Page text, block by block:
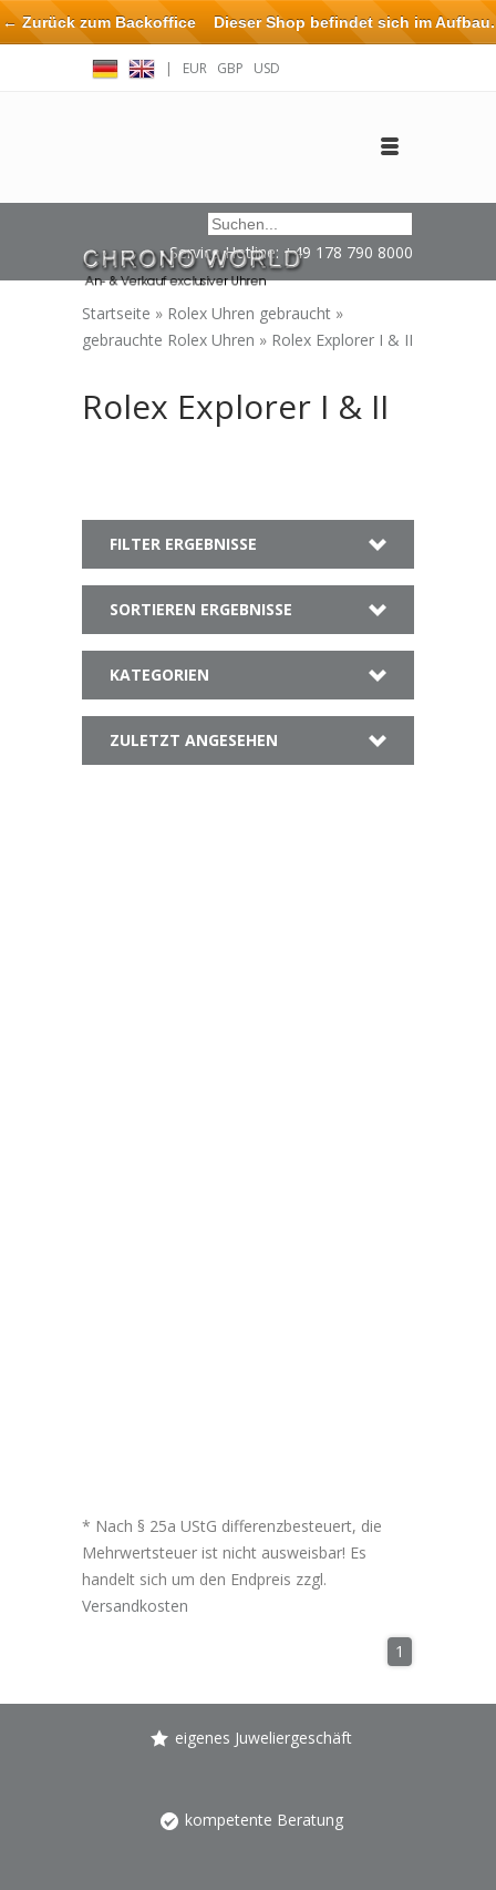
| EUR GBP USD
Service Hotline: +49 178 790 8000
Startseite » Rolex Uhren gebraucht »
gebrauchte Rolex Uhren » Rolex Explorer I & II
Rolex Explorer I & II
FILTER ERGEBNISSE
SORTIEREN ERGEBNISSE
KATEGORIEN
ZULETZT ANGESEHEN
* Nach § 25a UStG differenzbesteuert, die
Mehrwertsteuer ist nicht ausweisbar! Es
handelt sich um den Endpreis zzgl.
Versandkosten
1
eigenes Juweliergeschäft
kompetente Beratung
← Zurück zum BackofficeDieser Shop befindet sich im Aufbau.
Eventuell können nicht alle Bestellungen eingehalten oder erfüllt